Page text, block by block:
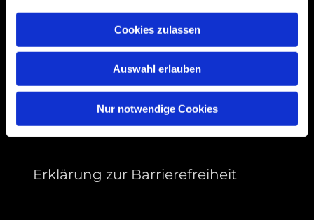
Cookies zulassen
Auswahl erlauben
Nur notwendige Cookies
Accept cookies
Erklärung zur Barrierefreiheit